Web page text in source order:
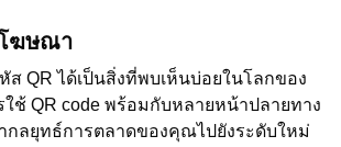
ฆษณา
QR ได้เป็นสิ่งที่พบเห็นบ่อยในโลกของ
ใช้ QR code พร้อมกับหลายหน้าปลายทาง
ลยุทธ์การตลาดของคุณไปยังระดับใหม่